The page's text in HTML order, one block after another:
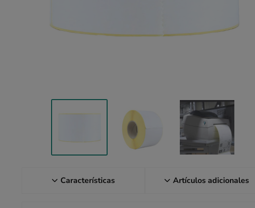
Características Artículos adicionales